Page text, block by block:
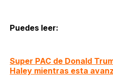
Puedes leer:
Super PAC de Donald
Haley mientras esta